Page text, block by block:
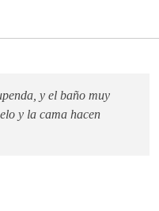
y el baño muy
y la cama hacen